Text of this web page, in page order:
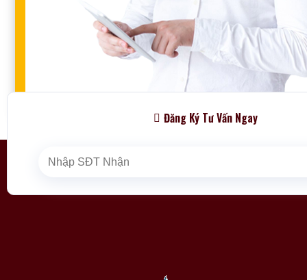
Đăng Ký Tư Vấn Ngay